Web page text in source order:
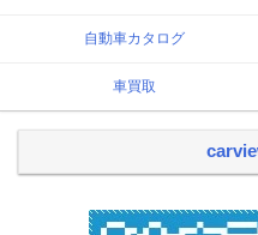
自動車カタログ
車買取